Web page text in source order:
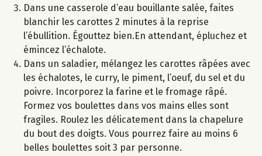
Dans une casserole d’eau bouillante salée, faites
blanchir les carottes 2 minutes à la reprise
l’ébullition. Égouttez bien.En attendant, épluchez et
émincez l’échalote.
Dans un saladier, mélangez les carottes râpées avec
les échalotes, le curry, le piment, l’oeuf, du sel et du
poivre. Incorporez la farine et le fromage râpé.
Formez vos boulettes dans vos mains elles sont
fragiles. Roulez les délicatement dans la chapelure
du bout des doigts. Vous pourrez faire au moins 6
belles boulettes soit 3 par personne.